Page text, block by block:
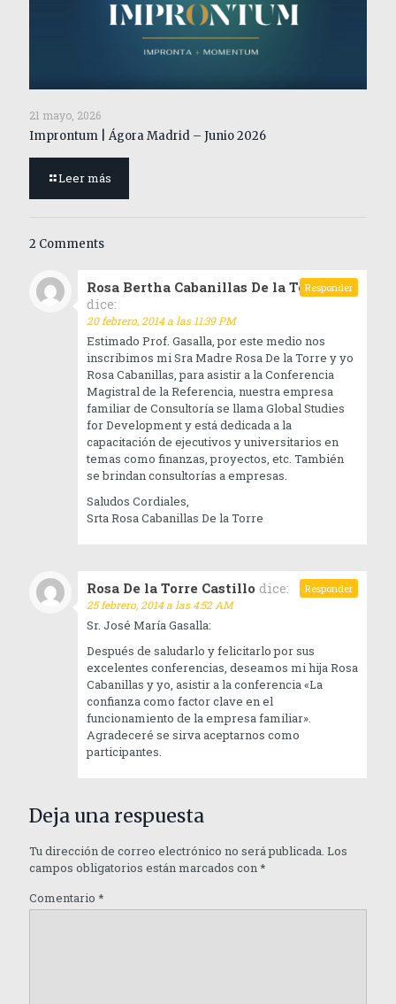
21 mayo, 2026
Improntum | Ágora Madrid – Junio 2026
Leer más
2 Comments
Rosa Bertha Cabanillas De la Torre
dice:
20 febrero, 2014 a las 11:39 PM
Estimado Prof. Gasalla, por este medio nos
inscribimos mi Sra Madre Rosa De la Torre y yo
Rosa Cabanillas, para asistir a la Conferencia
Magistral de la Referencia, nuestra empresa
familiar de Consultoría se llama Global Studies
for Development y está dedicada a la
capacitación de ejecutivos y universitarios en
temas como finanzas, proyectos, etc. También
se brindan consultorías a empresas.
Saludos Cordiales,
Srta Rosa Cabanillas De la Torre
Responder
Rosa De la Torre Castillo dice:
25 febrero, 2014 a las 4:52 AM
Sr. José María Gasalla:
Después de saludarlo y felicitarlo por sus
excelentes conferencias, deseamos mi hija Rosa
Cabanillas y yo, asistir a la conferencia «La
confianza como factor clave en el
funcionamiento de la empresa familiar».
Agradeceré se sirva aceptarnos como
participantes.
Responder
Deja una respuesta
Tu dirección de correo electrónico no será publicada. Los
campos obligatorios están marcados con*
Comentario *